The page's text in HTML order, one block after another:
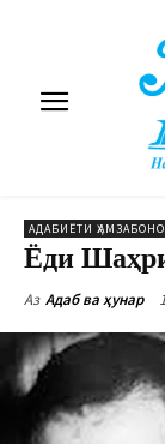
АДАБИЁТИ
Ёди
Аз Адаб ва ҳунар